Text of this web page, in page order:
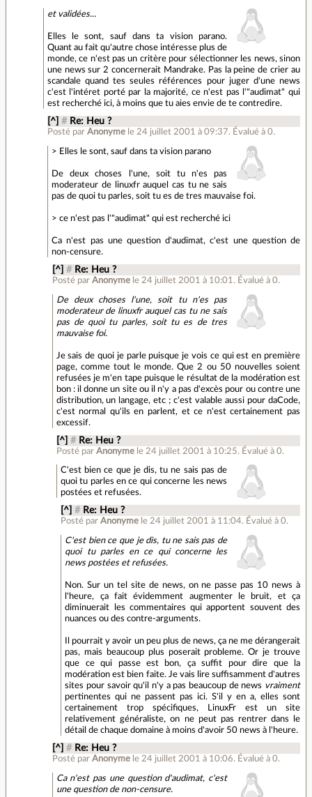
et validées...
Elles le sont, sauf dans ta vision parano.
Quant au fait qu'autre chose intéresse plus de
monde, ce n'est pas un critère pour sélectionner les news, sinon
une news sur 2 concernerait Mandrake. Pas la peine de crier au
scandale quand tes seules références pour juger d'une news
c'est l'intéret porté par la majorité, ce n'est pas l'"audimat" qui
est recherché ici, à moins que tu aies envie de te contredire.
[^] # Re: Heu ?
Posté parAnonyme le 24 juillet 2001 à 09:37. Évalué à0.
> Elles le sont, sauf dans ta vision parano
De deux choses l'une, soit tu n'es pas
moderateur de linuxfr auquel cas tu ne sais
pas de quoi tu parles, soit tu es de tres mauvaise foi.
> ce n'est pas l'"audimat" qui est recherché ici
Ca n'est pas une question d'audimat, c'est une question de
non-censure.
[^] # Re: Heu ?
Posté par Anonyme le 24 juillet 2001 à 10:01 . Évalué à 0.
De deux choses l'une, soit tu n'es pas
moderateur de linuxfr auquel cas tu ne sais
pas de quoi tu parles, soit tu es de tres
mauvaise foi.
Je sais de quoi je parle puisque je vois ce qui est en première
page, comme tout le monde. Que 2 ou 50 nouvelles soient
refusées je m'en tape puisque le résultat de la modération est
bon : il donne un site ou il n'y a pas d'excès pour ou contre une
distribution, un langage, etc ; c'est valable aussi pour daCode,
c'est normal qu'ils en parlent, et ce n'est certainement pas
excessif.
[^] # Re: Heu ?
Posté par Anonyme le 24 juillet 2001 à 10:25. Évalué à 0.
C'est bien ce que je dis, tu ne sais pas de
quoi tu parles en ce qui concerne les news
postées et refusées.
[^] # Re: Heu ?
Posté parAnonyme le 24 juillet 2001 à 11:04. Évalué à0.
C'est bien ce que je dis, tu ne sais pas de
quoi tu parles en ce qui concerne les
news postées et refusées.
Non. Sur un tel site de news, on ne passe pas 10 news à
l'heure, ça fait évidemment augmenter le bruit, et ça
diminuerait les commentaires qui apportent souvent des
nuances ou des contre-arguments.
Il pourrait y avoir un peu plus de news, ça ne me dérangerait
pas, mais beaucoup plus poserait probleme. Or je trouve
que ce qui passe est bon, ça suffit pour dire que la
modération est bien faite. Je vais lire suffisamment d'autres
sites pour savoir qu'il n'y a pas beaucoup de news vraiment
pertinentes qui ne passent pas ici. S'il y en a, elles sont
certainement trop spécifiques, LinuxFr est un site
relativement généraliste, on ne peut pas rentrer dans le
détail de chaque domaine à moins d'avoir 50 news à l'heure.
[^] # Re: Heu ?
Posté par Anonyme le 24 juillet 2001 à 10:06. Évalué à 0.
Ca n'est pas une question d'audimat, c'est
une question de non-censure.